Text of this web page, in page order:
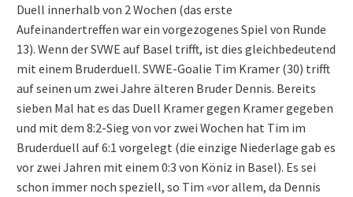
Duell innerhalb von 2 Wochen (das erste
Aufeinandertreffen war ein vorgezogenes Spiel von Runde
13). Wenn der SVWE auf Basel trifft, ist dies gleichbedeutend
mit einem Bruderduell. SVWE-Goalie Tim Kramer (30) trifft
auf seinen um zwei Jahre älteren Bruder Dennis. Bereits
sieben Mal hat es das Duell Kramer gegen Kramer gegeben
und mit dem 8:2-Sieg von vor zwei Wochen hat Tim im
Bruderduell auf 6:1 vorgelegt (die einzige Niederlage gab es
vor zwei Jahren mit einem 0:3 von Köniz in Basel). Es sei
schon immer noch speziell, so Tim «vor allem, da Dennis